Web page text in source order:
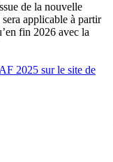
de la nouvelle
applicable à partir
fin 2026 avec la
2025 sur le site de